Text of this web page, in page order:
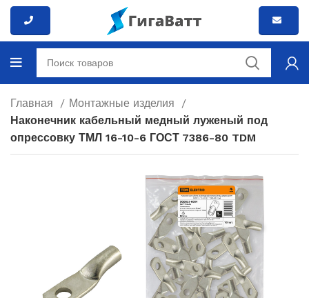
Главная
Монтажные изделия
Наконечник кабельный медный луженый под
опрессовку ТМЛ 16-10-6 ГОСТ 7386-80 TDM